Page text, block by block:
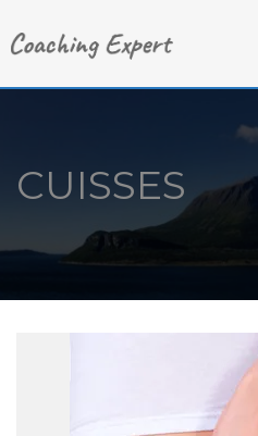
CUISSES